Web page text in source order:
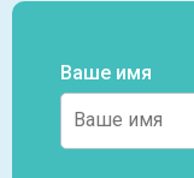
Ваше имя